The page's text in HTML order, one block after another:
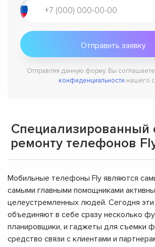
Отправляя данную форму, Вы
конфиденциальности нашего
Специализированный
ремонту телефонов
Мобильные телефоны Fly являются
самыми главными помощниками
целеустремленных людей. Сегодня эти
объединяют в себе сразу несколько
планировщики, и гаджеты для съемки
средство связи с клиентами и